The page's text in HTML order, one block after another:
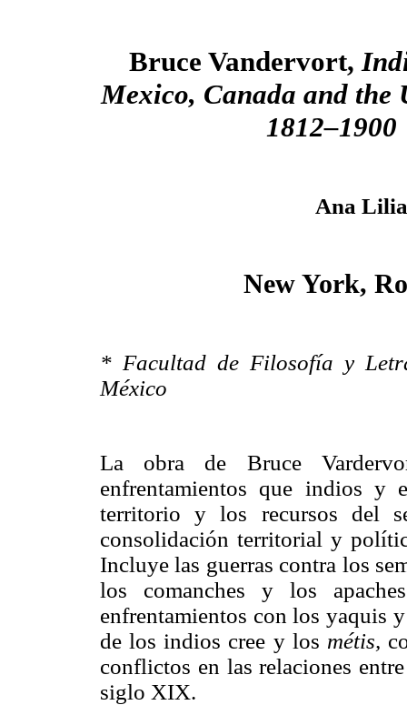
Bruce Vandervort,
Mexico, Canada and the
1812–1900
Ana
New York,
* Facultad de Filosofía y
México
La obra de Bruce
enfrentamientos que indios y
territorio y los recursos del
consolidación territorial y
Incluye las guerras contra los
los comanches y los
enfrentamientos con los yaquis
de los indios cree y los métis,
conflictos en las relaciones
siglo XIX.